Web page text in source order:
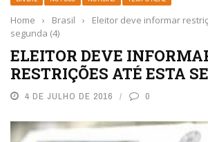
Home › Brasil ›
Eleitor deve informar
segunda (4)
ELEITOR DEVE
RESTRIÇÕES ATÉ ESTA
4 DE JULHO DE 2016 0